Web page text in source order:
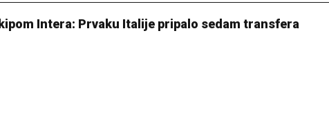
Intera: Prvaku Italije pripalo sedam transfera